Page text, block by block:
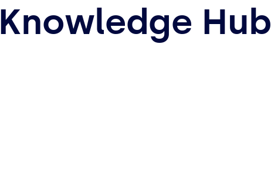
Knowledge Hub